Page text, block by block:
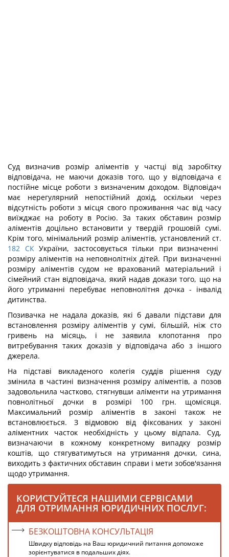
Суд визначив розмір аліментів у частці від заробітку
відповідача, не маючи доказів того, що у відповідача є
постійне місце роботи з визначеним доходом. Відповідач
має нерегулярний непостійний дохід, оскільки через
відсутність роботи з місця свого проживання час від часу
виїжджає на роботу в Росію. За таких обставин розмір
аліментів доцільно встановити у твердій грошовій сумі.
Крім того, мінімальний розмір аліментів, установлений ст.
182 СКУкраїни, застосовується тільки при визначенні
розміру аліментів на неповнолітніх дітей. При визначенні
розміру аліментів судом не врахований матеріальний і
сімейний стан відповідача, який надав докази того, що на
його утриманні перебуває неповнолітня дочка - інвалід
дитинства.
Позивачка не надала доказів, які б давали підстави для
встановлення розміру аліментів у сумі, більшій, ніж сто
гривень на місяць, і не заявила клопотання про
витребування таких доказів у відповідача або з іншого
джерела.
На підставі викладеного колегія суддів рішення суду
змінила в частині визначення розміру аліментів, а позов
задовольнила частково, стягнувши аліменти на утримання
повнолітньої дочки в розмірі 100 грн. щомісяця.
Максимальний розмір аліментів в законі також не
встановлюється. З відмовою від фіксованих у законі
аліментних часток необхідність у цьому відпала. Суд,
визначаючи в кожному конкретному випадку розмір
коштів, що стягуватимуться на утримання дочки, сина,
виходить з фактичних обставин справи і мети зобов'язання
щодо утримання.
КОРИСТУЙТЕСЯ НАШИМИ СЕРВІСАМИ
ДЛЯ ОТРИМАННЯ ЮРИДИЧНИХ ПОСЛУГ:
БЕЗКОШТОВНА КОНСУЛЬТАЦІЯ
Швидку відповідь на Ваш юридичний питання допоможе
зорієнтуватися в подальших діях.